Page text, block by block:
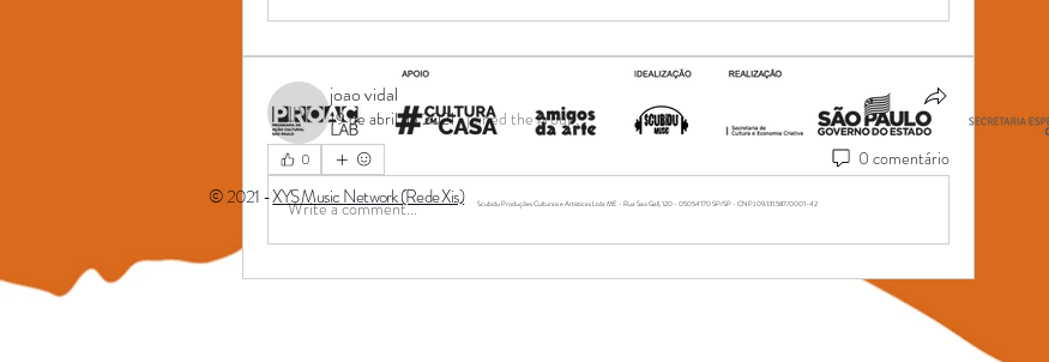
joao vidal
joao vidal
19 de abril de 2021·joined the group.
0 0 comentário
Write a comment...
© 2021 -XYS Music Network (Rede Xis) Scubidu Produções Culturais e Artisticas Ltda ME - Rua Sao Gall, 120 - 05054170 SP/SP - CNPJ 09.131.587/0001-42